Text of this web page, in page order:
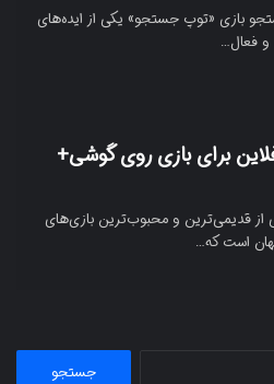
بازی «توپ جستجو» یکی از ایده‌های
و فعال…
برای بازی روی گوشی+
قدیمی‌ترین و محبوب‌ترین بازی‌های
است که…